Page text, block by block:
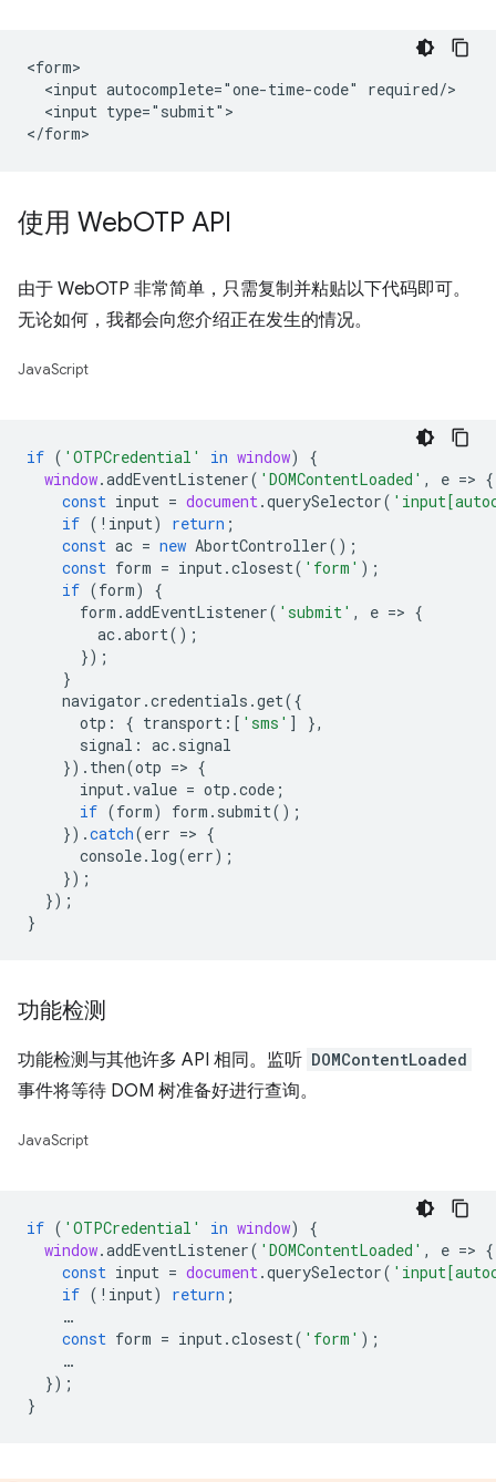
<form>
  <input autocomplete="one-time-code" required/>
  <input type="submit">
使用 WebOTP API
由于 WebOTP 非常简单，只需复制并粘贴以下代码即可。
无论如何，我都会向您介绍正在发生的情况。
JavaScript
if ( 'OTPCredential' in window)
{
window.addEventListener( 'DOMContentLoaded' , e => {
const input = document.querySelector(
if ( ! input) return ;
const ac = new AbortController();
const form = input.closest( 'form' );
if (form)
{
form .addEventListener( 'submit' , e => {
ac.abort();
});
}
navigator .credentials .get({
otp : { transport : [ 'sms' ]
},
signal : ac. signal
}). then(otp => {
input.value = otp .code ;
if (form) form . submit();
}).catch(err => {
console. log(err);
});
});
}
功能检测
功能检测与其他许多 API 相同。监听 DOMContentLoaded
事件将等待 DOM 树准备好进行查询。
JavaScript
if ( 'OTPCredential' in window)
{
window.addEventListener( 'DOMContentLoaded' , e => {
const input = document.querySelector(
if ( ! input) return ;
…
const form = input.closest( 'form' );
…
});
}